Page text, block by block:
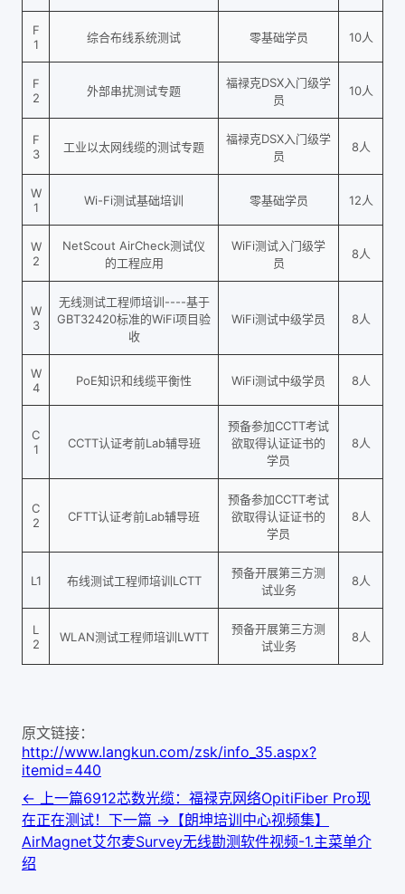
F
1
综合布线系统测试 零基础学员 10人
F
2
外部串扰测试专题
福禄克DSX入门级学
员
10人
F
3
工业以太网线缆的测试专题
福禄克DSX入门级学
员
8人
W
1
Wi-Fi测试基础培训 零基础学员 12人
W
2
NetScout AirCheck测试仪
的工程应用
WiFi测试入门级学
员
8人
W
3
无线测试工程师培训----基于
GBT32420标准的WiFi项目验
收
WiFi测试中级学员 8人
W
4
PoE知识和线缆平衡性 WiFi测试中级学员 8人
C
1
CCTT认证考前Lab辅导班
预备参加CCTT考试
欲取得认证证书的
学员
8人
C
2
CFTT认证考前Lab辅导班
预备参加CCTT考试
欲取得认证证书的
学员
8人
L1 布线测试工程师培训LCTT
预备开展第三方测
试业务
8人
L
2
WLAN测试工程师培训LWTT
预备开展第三方测
试业务
8人
原文链接：
http://www.langkun.com/zsk/info_35.aspx?
itemid=440
← 上一篇6912芯数光缆：福禄克网络OpitiFiber Pro现
在正在测试！ 下一篇 → 【朗坤培训中心视频集】
AirMagnet艾尔麦Survey无线勘测软件视频-1.主菜单介
绍